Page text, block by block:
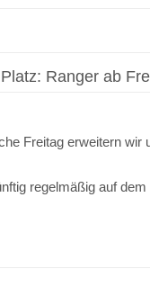
Ranger ab
Freitag erweitern wir
regelmäßig auf